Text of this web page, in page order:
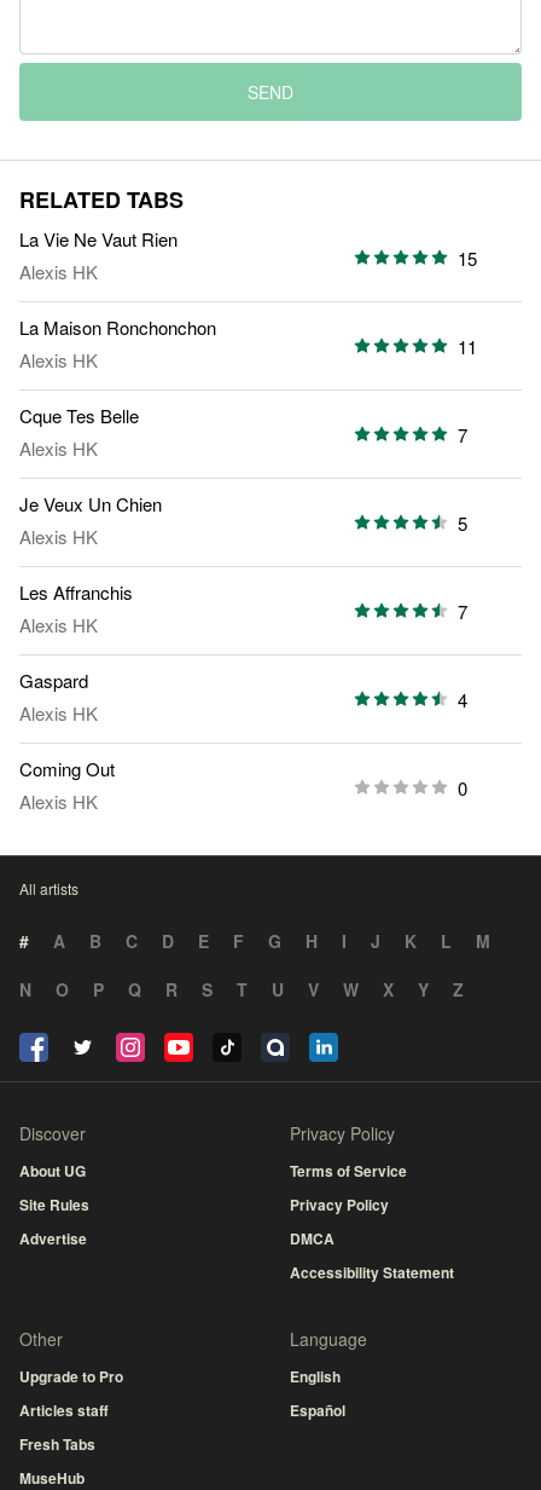
SEND
RELATED TABS
La Vie Ne Vaut Rien
Alexis HK
15
La Maison Ronchonchon
Alexis HK
11
Cque Tes Belle
Alexis HK
7
Je Veux Un Chien
Alexis HK
5
Les Affranchis
Alexis HK
7
Gaspard
Alexis HK
4
Coming Out
Alexis HK
0
All artists
# A B C D E F G H I J K L
M
N
O P Q R S T U V W X Y Z
Discover
About UG
Site Rules
Advertise
Privacy Policy
Terms of Service
Privacy Policy
DMCA
Accessibility Statement
Other
Upgrade to Pro
Articles staff
Fresh Tabs
MuseHub
Language
English
Español